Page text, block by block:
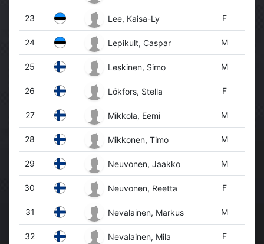
23 Lee, Kaisa-Ly F
24 Lepikult, Caspar M
25 Leskinen, Simo M
26 Lökfors, Stella F
27 Mikkola, Eemi M
28 Mikkonen, Timo M
29 Neuvonen, Jaakko M
30 Neuvonen, Reetta F
31 Nevalainen, Markus M
32 Nevalainen, Mila F